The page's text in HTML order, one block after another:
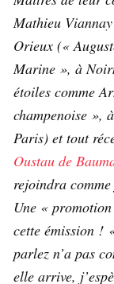
Mathieu
Orieux («
Marine », à
étoiles comme
champenoise »,
Paris) et tout
Oustau de
rejoindra
Une «
cette émission !
parlez n’a pas
elle arrive,